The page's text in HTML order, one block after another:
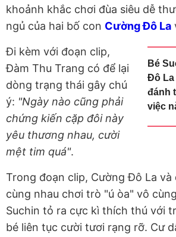
khoảnh khắc chơi đùa siêu dễ
ngủ của hai bố con Cường Đô La
Bé
Đô La
đánh
việc
Đi kèm với đoạn clip,
Đàm Thu Trang có để lại
dòng trạng thái gây chú
ý: "Ngày nào cũng phải
chứng kiến cặp đôi này
yêu thương nhau, cười
mệt tim quá".
Trong đoạn clip, Cường Đô La và
cùng nhau chơi trò "ú òa" vô
Suchin tỏ ra cực kì thích thú với
bé liên tục cười tươi rạng rỡ. Cư